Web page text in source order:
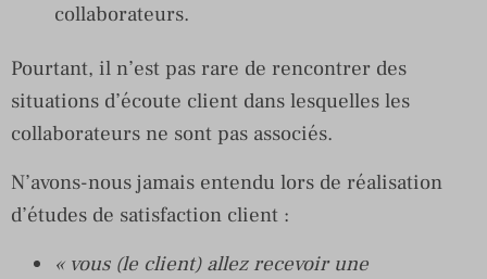
collaborateurs.
Pourtant, il n’est pas rare de rencontrer des
situations d’écoute client dans lesquelles les
collaborateurs ne sont pas associés.
N’avons-nous jamais entendu lors de réalisation
d’études de satisfaction client :
« vous (le client) allez recevoir une